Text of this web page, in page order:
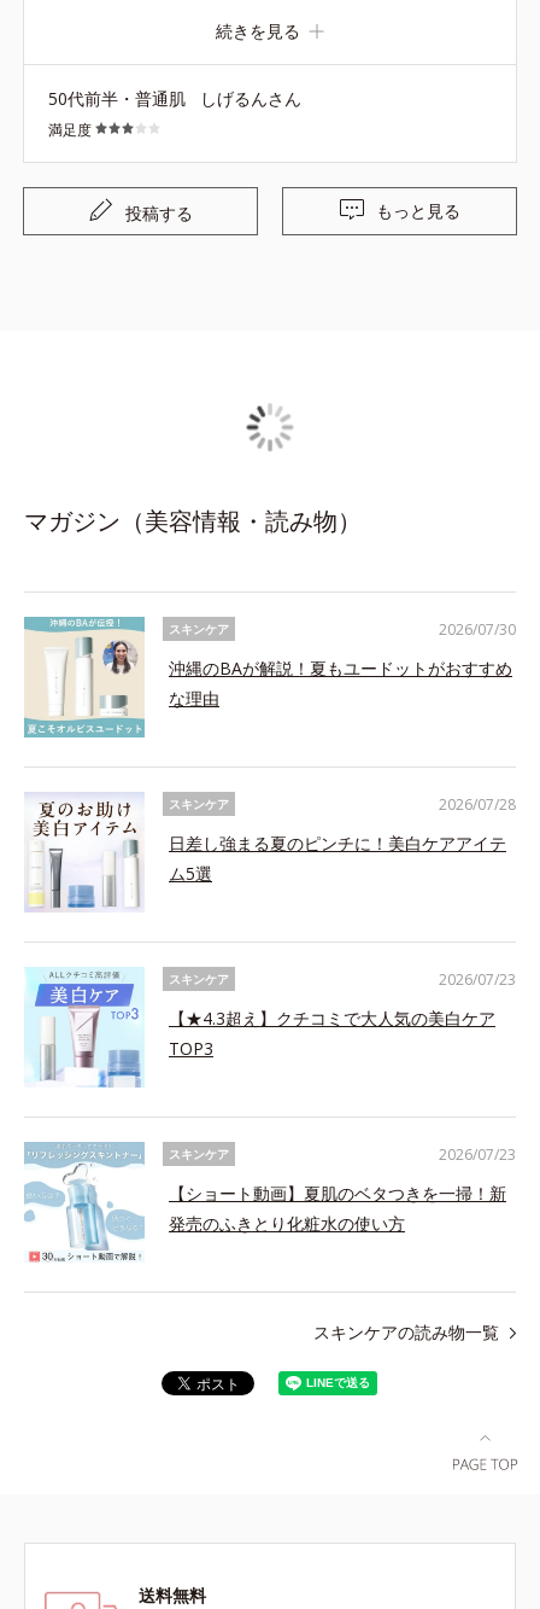
で、年を重ねたこともあり、商品の替え時なのかもしれま
続きを見る
50代前半・普通肌 しげるんさん
満足度
投稿する もっと見る
マガジン（美容情報・読み物）
スキンケア
沖縄のBAが解説！夏もユードットがおすすめ
な理由
2026/07/30
スキンケア
日差し強まる夏のピンチに！美白ケアアイテ
ム5選
2026/07/28
スキンケア
【★4.3超え】クチコミで大人気の美白ケア
TOP3
2026/07/23
スキンケア
【ショート動画】夏肌のベタつきを一掃！新
発売のふきとり化粧水の使い方
2026/07/23
スキンケアの読み物一覧
送料無料